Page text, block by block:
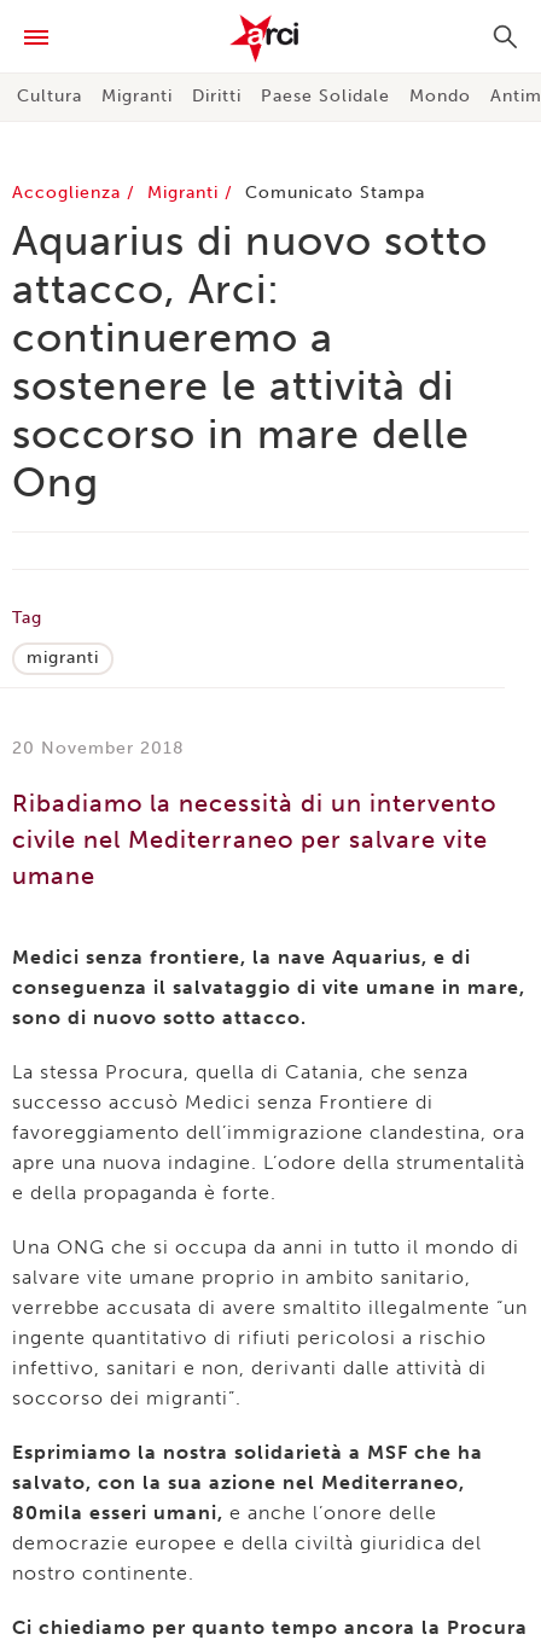
Cultura Migranti Diritti Paese Solidale Mondo
Accoglienza Migranti Comunicato Stampa
Aquarius di nuovo sotto
attacco, Arci:
continueremo a
sostenere le attività di
soccorso in mare delle
Ong
Tag
migranti
20 November 2018
Ribadiamo la necessità di un intervento
civile nel Mediterraneo per salvare vite
umane
Medici senza frontiere, la nave Aquarius, e di
conseguenza il salvataggio di vite umane in mare,
sono di nuovo sotto attacco.
La stessa Procura, quella di Catania, che senza
successo accusò Medici senza Frontiere di
favoreggiamento dell’immigrazione clandestina, ora
apre una nuova indagine. L’odore della strumentalità
e della propaganda è forte.
Una ONG che si occupa da anni in tutto il mondo di
salvare vite umane proprio in ambito sanitario,
verrebbe accusata di avere smaltito illegalmente “un
ingente quantitativo di rifiuti pericolosi a rischio
infettivo, sanitari e non, derivanti dalle attività di
soccorso dei migranti”.
Esprimiamo la nostra solidarietà a MSF che ha
salvato, con la sua azione nel Mediterraneo,
80mila esseri umani, e anche l’onore delle
democrazie europee e della civiltà giuridica del
nostro continente.
Ci chiediamo per quanto tempo ancora la Procura